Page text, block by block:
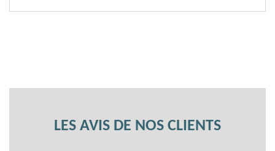
LES AVIS DE NOS CLIENTS